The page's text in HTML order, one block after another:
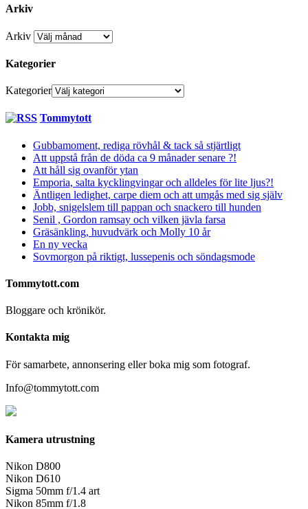
Arkiv
Arkiv
Kategorier
Kategorier
Tommytott
Gubbamoment, rediga rövhål & tack så stjärtligt
Att uppstå från de döda ca 9 månader senare ?!
Att håll sig ovanför ytan
Emporia, salta kycklingvingar och alldeles för lite ljus?!
Äntligen ledighet, carpe diem och att umgås med sig själv
Jobb, snigelslem till pappan och snackero till hunden
Senil , Gordon ramsay och vilken jävla farsa
Gräsänkling, huvudvärk och Molly 10 år
En ny vecka
Sovmorgon på riktigt, lussepenis och söndagsmode
Tommytott.com
Bloggare och krönikör.
Kontakta mig
För samarbete, annonsering eller boka mig som fotograf.
Info@tommytott.com
Kamera utrustning
Nikon D800
Nikon D610
Sigma 50mm f/1.4 art
Nikon 85mm f/1.8